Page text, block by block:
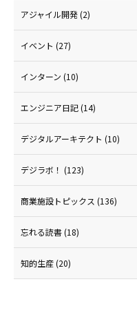
アジャイル開発(2)
イベント (27)
インターン (10)
エンジニア日記(14)
デジタルアーキテクト (10)
デジラボ！ (123)
商業施設トピックス (136)
忘れる読書(18)
知的生産(20)